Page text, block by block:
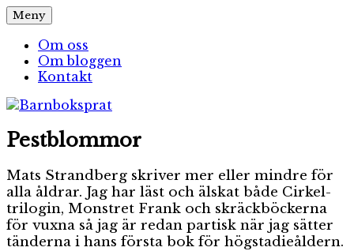
Hoppa
till
innehåll
Barnboksprat
– en blogg om barnböcker
Meny
Om oss
Om bloggen
Kontakt
Pestblommor
Mats Strandberg skriver mer eller mindre för
alla åldrar. Jag har läst och älskat både Cirkel-
trilogin, Monstret Frank och skräckböckerna
för vuxna så jag är redan partisk när jag sätter
tänderna i hans första bok för högstadieåldern.